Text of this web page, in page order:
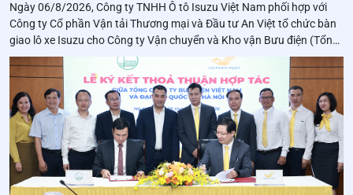
Ngày 06/8/2026, Công ty TNHH Ô tô Isuzu Việt Nam phối hợp với
Công ty Cổ phần Vận tải Thương mại và Đầu tư An Việt tổ chức bàn
giao lô xe Isuzu cho Công ty Vận chuyển và Kho vận Bưu điện (Tổng
công ty Bưu điện Việt Nam).